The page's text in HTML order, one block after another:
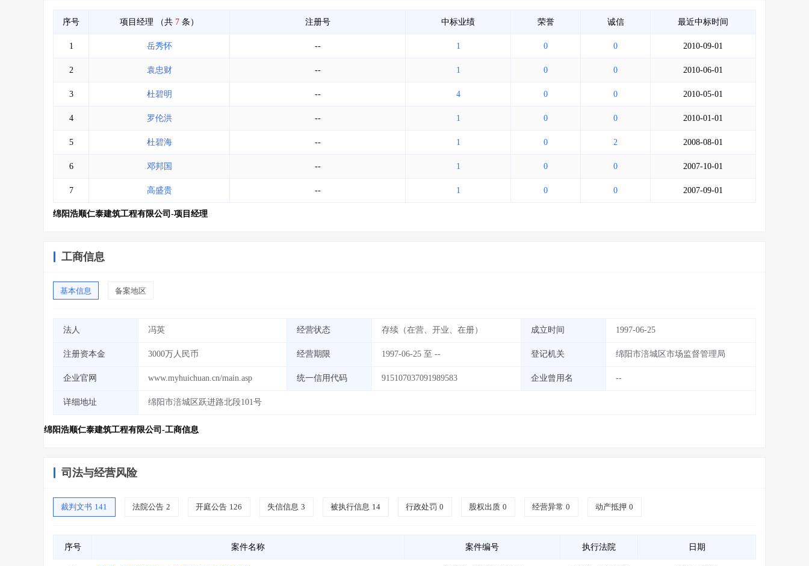
序号 项目经理 （共 7 条） 注册号 中标业绩 荣誉 诚信 最近中标时间
1 岳秀怀 -- 1 0 0 2010-09-01
2 袁忠财 -- 1 0 0 2010-06-01
3 杜碧明 -- 4 0 0 2010-05-01
4 罗伦洪 -- 1 0 0 2010-01-01
5 杜碧海 -- 1 0 2 2008-08-01
6 邓邦国 -- 1 0 0 2007-10-01
7 高盛贵 -- 1 0 0 2007-09-01
绵阳浩顺仁泰建筑工程有限公司-项目经理
工商信息
基本信息 备案地区
法人 冯英 经营状态 存续（在营、开业、在册） 成立时间 1997-06-25
注册资本金 3000万人民币 经营期限 1997-06-25 至 -- 登记机关 绵阳市涪城区市场监督管理局
企业官网 www.myhuichuan.cn/main.asp 统一信用代码 915107037091989583 企业曾用名 --
详细地址 绵阳市涪城区跃进路北段101号
绵阳浩顺仁泰建筑工程有限公司-工商信息
司法与经营风险
裁判文书 141 法院公告 2 开庭公告 126 失信信息 3 被执行信息 14 行政处罚 0 股权出质 0 经营异常 0 动产抵押 0
序号 案件名称 案件编号 执行法院 日期